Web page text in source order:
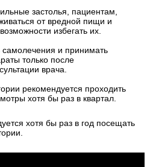
застолья, пациентам,
от вредной пищи и
избегать их.
самолечения и принимать
только после
врача.
рекомендуется проходить
хотя бы раз в квартал.
хотя бы раз в год посещать